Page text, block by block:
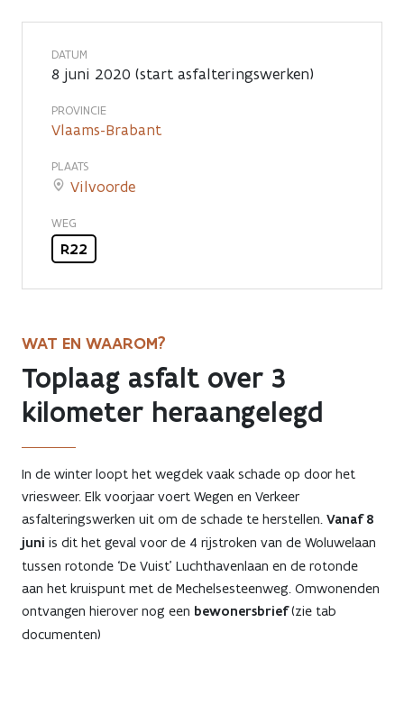
de
Luchthavenlaan
rotonde
met
Mechelsesteenweg
DATUM
8 juni 2020 (start asfalteringswerken)
PROVINCIE
Vlaams-Brabant
PLAATS
Vilvoorde
WEG
R22
WAT EN WAAROM?
Toplaag asfalt over 3
kilometer heraangelegd
In de winter loopt het wegdek vaak schade op door het
vriesweer. Elk voorjaar voert Wegen en Verkeer
asfalteringswerken uit om de schade te herstellen. Vanaf 8
juni is dit het geval voor de 4 rijstroken van de Woluwelaan
tussen rotonde ‘De Vuist’ Luchthavenlaan en de rotonde
aan het kruispunt met de Mechelsesteenweg. Omwonenden
ontvangen hierover nog een bewonersbrief(zie tab
documenten)